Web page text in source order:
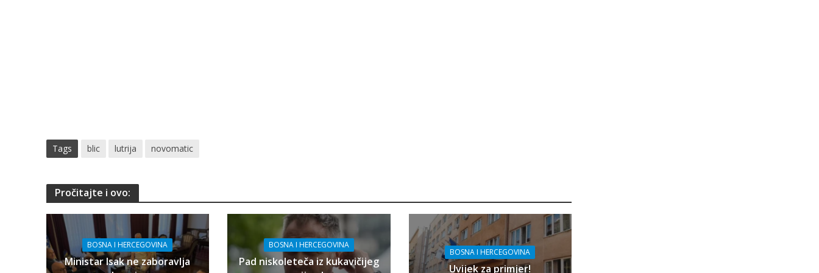
Tags blic lutrija novomatic
Pročitajte i ovo:
BOSNA I HERCEGOVINA
Ministar Isak ne zaboravlja
BOSNA I HERCEGOVINA
Pad niskoleteča iz kukavičijeg
BOSNA I HERCEGOVINA
Uvijek za primjer!